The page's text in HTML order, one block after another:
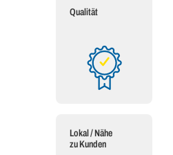
Qualität
Lokal / Nähe
zu Kunden